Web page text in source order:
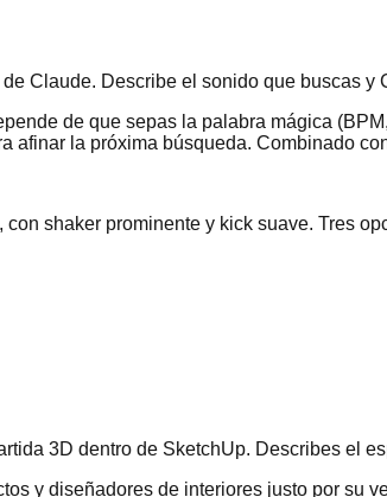
Claude. Describe el sonido que buscas
de que sepas la palabra mágica
afinar la próxima búsqueda. Combinado
shaker prominente y kick suave. Tres
3D dentro de SketchUp. Describes el
y diseñadores de interiores justo por su